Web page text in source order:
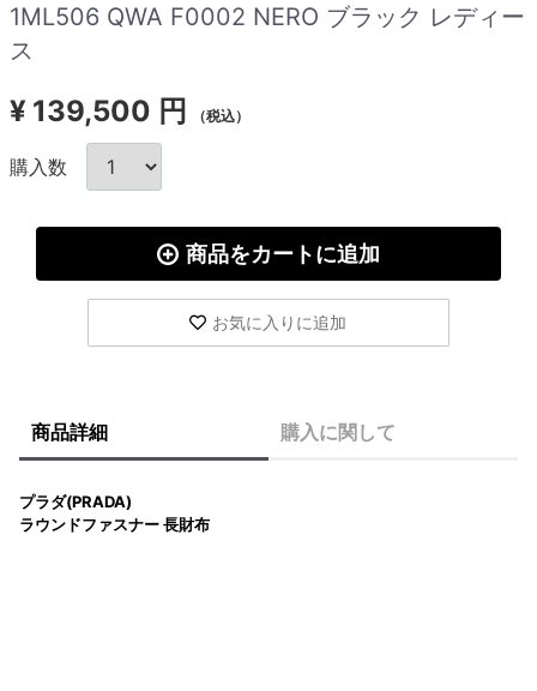
1ML506 QWA F0002 NERO ブラック レディー
ス
¥ 139,500 円 （税込）
購入数
商品をカートに追加
お気に入りに追加
商品詳細 購入に関して
プラダ(PRADA)
ラウンドファスナー 長財布